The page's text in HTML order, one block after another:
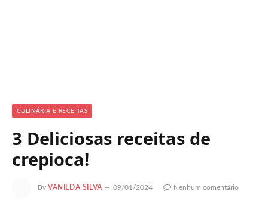
CULINÁRIA E RECEITAS
3 Deliciosas receitas de
crepioca!
By VANILDA SILVA 09/01/2024 Nenhum comentário